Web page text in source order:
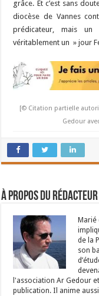
grâce. Et c’est sans
diocèse de Vannes
prédicateur, mais
véritablement un » jour
[© Citation partielle
Gedour
À propos du
Marié
de la
son
l'association Ar Gedour
publication. Il anime